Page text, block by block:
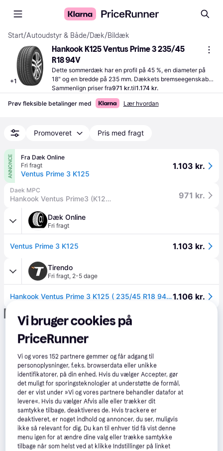
Start/Autoudstyr & Både/Dæk/Bildæk
+1
Hankook K125 Ventus Prime 3 235/45
R18 94V
Dette sommerdæk har en profil på 45 %, en diameter på
18" og en bredde på 235 mm. Dækkets bremseegenskaber
er angivet til B, hvor A er det bedste.
Sammenlign priser fra971 kr.til1.174 kr.
Prøv fleksible betalinger med Lær hvordan
Promoveret Pris med fragt
ANNONCE
Fra Dæk Online
Fri fragt
Ventus Prime 3 K125
1.103 kr.
Daek MPC
Hankook Ventus Prime3 (K125) SBL 235/45R18 94V 971 kr.
Dæk Online
Fri fragt
Ventus Prime 3 K125 1.103 kr.
Tirendo
Fri fragt, 2-5 dage
Hankook Ventus Prime 3 K125 ( 235/45 R18 94V 4PR med fælgbeskyttelse (MFS) SBL )1.106 kr.
Annonce
Vi bruger cookies på
PriceRunner
Vi og vores152 partnere gemmer og får adgang til
personoplysninger, f.eks. browserdata eller unikke
identifikatorer, på din enhed. Hvis du vælger Accepter, gør
det muligt for sporingsteknologier at understøtte de formål,
der er vist under »Vi og vores partnere behandler datafor at
levere«. Hvis du vælger Afvis alle eller trækker dit
samtykke tilbage, deaktiveres de. Hvis trackere er
deaktiveret, er noget indhold og annoncer, du ser, muligvis
ikke så relevant for dig. Du kan til enhver tid få vist denne
menu igen for at ændre dine valg eller trække samtykke
tilbage når som helst ved at klikke Indstillinger på linket